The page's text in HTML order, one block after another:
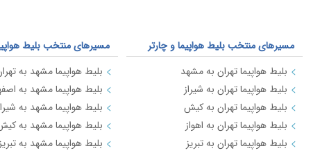
مسیرهای منتخب بلیط هواپیما و چارتر
بلیط هواپیما تهران به مشهد
بلیط هواپیما تهران به شیراز
بلیط هواپیما تهران به کیش
بلیط هواپیما تهران به اهواز
بلیط هواپیما تهران به تبریز
مسیرهای منتخب بلیط
بلیط هواپیما مشهد به
بلیط هواپیما مشهد به
بلیط هواپیما مشهد به
بلیط هواپیما مشهد به
بلیط هواپیما مشهد به تبریز